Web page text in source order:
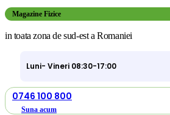
Magazine Fizice
in toata zona de sud-est a Romaniei
Luni- Vineri 08:30-17:00
0746 100 800
Suna acum